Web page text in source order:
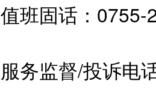
值班固话：0755-
服务监督/投诉电